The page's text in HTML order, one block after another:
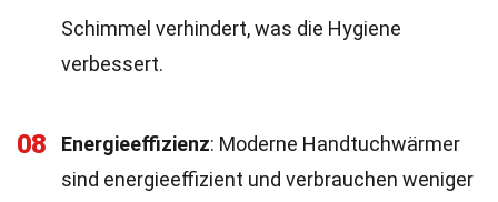
Schimmel verhindert, was die Hygiene
verbessert.
08 Energieeffizienz: Moderne Handtuchwärmer
sind energieeffizient und verbrauchen weniger